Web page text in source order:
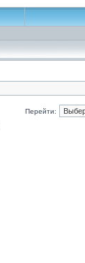
Перейти: